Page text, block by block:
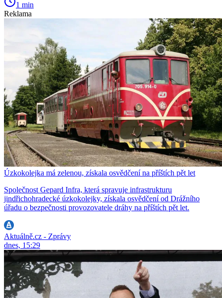
1 min
Reklama
Úzkokolejka má zelenou, získala osvědčení na příštích pět let
Společnost Gepard Infra, která spravuje infrastrukturu
jindřichohradecké úzkokolejky, získala osvědčení od Drážního
úřadu o bezpečnosti provozovatele dráhy na příštích pět let.
Aktuálně.cz - Zprávy
dnes, 15:29